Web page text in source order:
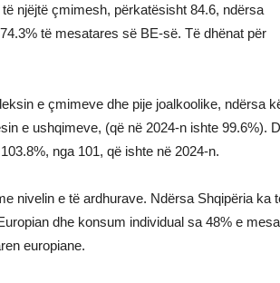
njëjtë çmimesh, përkatësisht 84.6, ndërsa
të mesatares së BE-së. Të dhënat për
e çmimeve dhe pije joalkoolike, ndërsa
e ushqimeve, (që në 2024-n ishte 99.6%).
nga 101, që ishte në 2024-n.
nivelin e të ardhurave. Ndërsa Shqipëria ka
dhe konsum individual sa 48% e
europiane.